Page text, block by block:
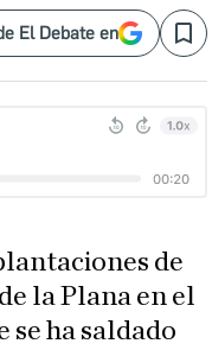
El Debate en Save
de
la Plana en el
se ha saldado